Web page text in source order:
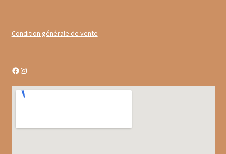
Tartinables
Chocolats chauds
Condition générale de vente
Facebook
Instagram